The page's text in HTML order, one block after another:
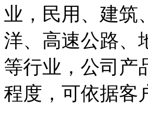
业，民用、建筑
洋、高速公路、
等行业，公司产
程度，可依据客